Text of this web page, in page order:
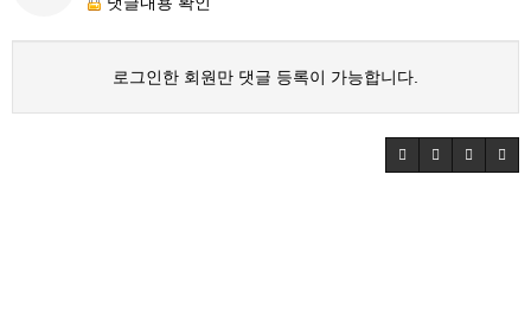
로그인한 회원만 댓글 등록이 가능합니다.